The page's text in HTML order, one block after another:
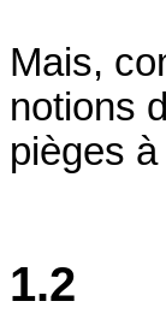
Mais,
notions
pièges
1.2